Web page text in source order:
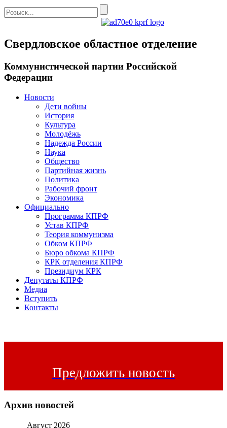
Свердловское областное отделение
Коммунистической партии Российской
Федерации
Новости
Дети войны
История
Культура
Молодёжь
Надежда России
Наука
Общество
Партийная жизнь
Политика
Рабочий фронт
Экономика
Официально
Программа КПРФ
Устав КПРФ
Теория коммунизма
Обком КПРФ
Бюро обкома КПРФ
КРК отделения КПРФ
Президиум КРК
Депутаты КПРФ
Медиа
Вступить
Контакты
Предложить новость
Архив новостей
Август 2026